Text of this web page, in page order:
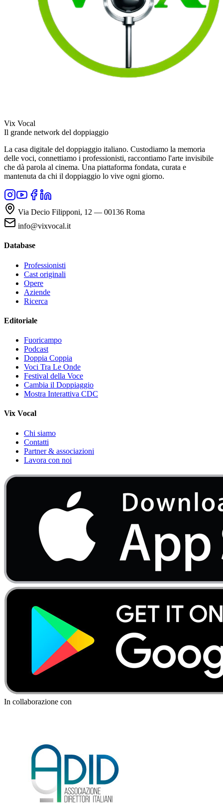
Vix Vocal
Il grande network del doppiaggio
La casa digitale del doppiaggio italiano. Custodiamo la memoria
delle voci, connettiamo i professionisti, raccontiamo l'arte invisibile
che dà parola al cinema. Una piattaforma fondata, curata e
mantenuta da chi il doppiaggio lo vive ogni giorno.
Via Decio Filipponi, 12 — 00136 Roma
info@vixvocal.it
Database
Professionisti
Cast originali
Opere
Aziende
Ricerca
Editoriale
Fuoricampo
Podcast
Doppia Coppia
Voci Tra Le Onde
Festival della Voce
Cambia il Doppiaggio
Mostra Interattiva CDC
Vix Vocal
Chi siamo
Contatti
Partner & associazioni
Lavora con noi
In collaborazione con